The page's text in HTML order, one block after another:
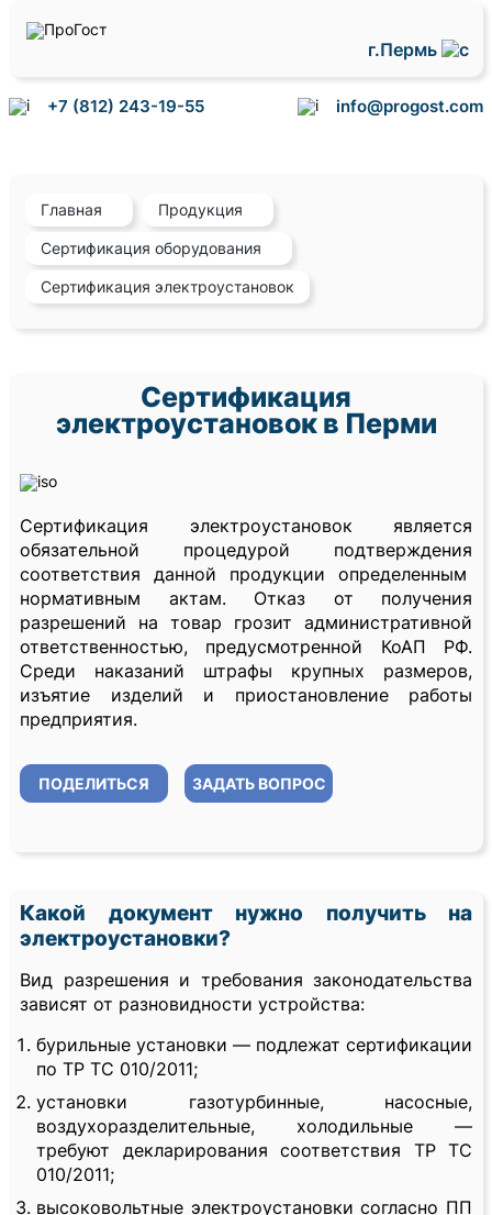
г.Пермь
+7 (812) 243-19-55 info@progost.com
Главная Продукция
Сертификация оборудования
Сертификация электроустановок
Сертификация
электроустановок в Перми
Сертификация электроустановок является
обязательной процедурой подтверждения
соответствия данной продукции определенным
нормативным актам. Отказ от получения
разрешений на товар грозит административной
ответственностью, предусмотренной КоАП РФ.
Среди наказаний штрафы крупных размеров,
изъятие изделий и приостановление работы
предприятия.
ПОДЕЛИТЬСЯ ЗАДАТЬ ВОПРОС
Какой документ нужно получить на
электроустановки?
Вид разрешения и требования законодательства
зависят от разновидности устройства:
бурильные установки — подлежат сертификации
по ТР ТС 010/2011;
установки газотурбинные, насосные,
воздухоразделительные, холодильные —
требуют декларирования соответствия ТР ТС
010/2011;
высоковольтные электроустановки согласно ПП